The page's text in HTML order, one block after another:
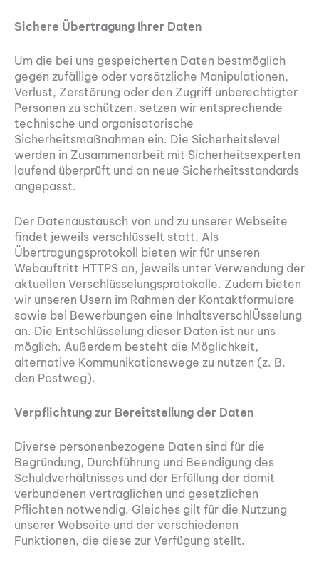
Sichere Übertragung Ihrer Daten
Um die bei uns gespeicherten Daten bestmöglich
gegen zufällige oder vorsätzliche Manipulationen,
Verlust, Zerstörung oder den Zugriff unberechtigter
Personen zu schützen, setzen wir entsprechende
technische und organisatorische
Sicherheitsmaßnahmen ein. Die Sicherheitslevel
werden in Zusammenarbeit mit Sicherheitsexperten
laufend überprüft und an neue Sicherheitsstandards
angepasst.
Der Datenaustausch von und zu unserer Webseite
findet jeweils verschlüsselt statt. Als
Übertragungsprotokoll bieten wir für unseren
Webauftritt HTTPS an, jeweils unter Verwendung der
aktuellen Verschlüsselungsprotokolle. Zudem bieten
wir unseren Usern im Rahmen der Kontaktformulare
sowie bei Bewerbungen eine InhaltsverschlÜsselung
an. Die Entschlüsselung dieser Daten ist nur uns
möglich. Außerdem besteht die Möglichkeit,
alternative Kommunikationswege zu nutzen (z. B.
den Postweg).
Verpflichtung zur Bereitstellung der Daten
Diverse personenbezogene Daten sind für die
Begründung, Durchführung und Beendigung des
Schuldverhältnisses und der Erfüllung der damit
verbundenen vertraglichen und gesetzlichen
Pflichten notwendig. Gleiches gilt für die Nutzung
unserer Webseite und der verschiedenen
Funktionen, die diese zur Verfügung stellt.